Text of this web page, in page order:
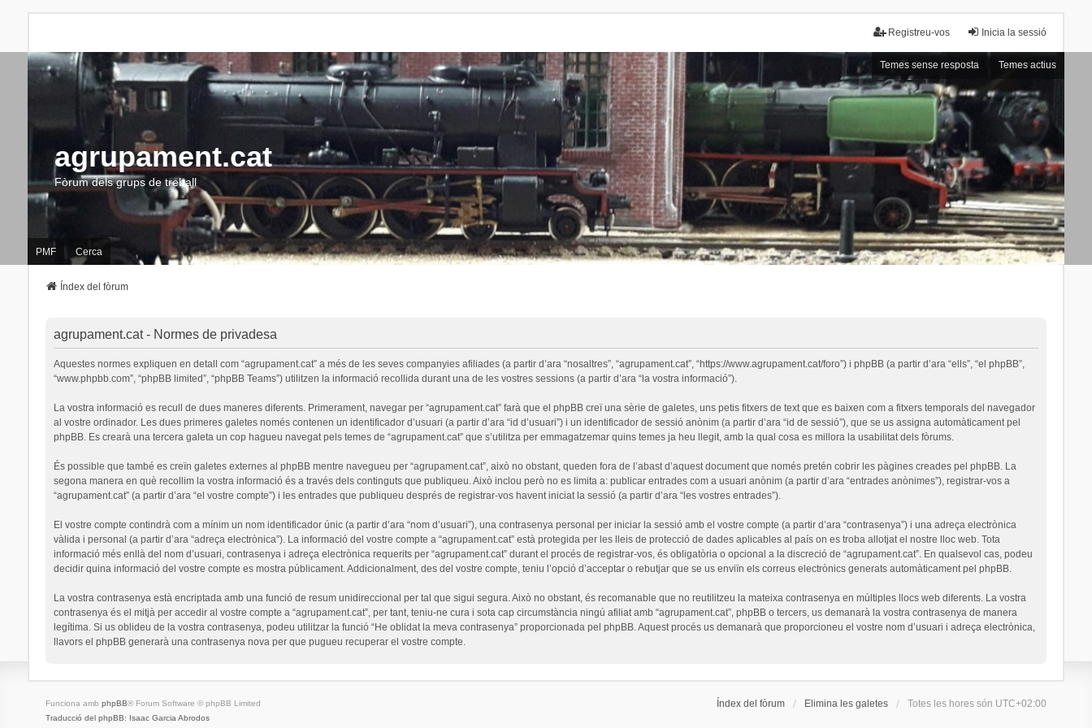
Inicia la sessió
Registreu-vos
Temes sense resposta Temes actius
agrupament.cat
Fòrum dels grups de treball
PMF Cerca
Índex del fòrum
agrupament.cat - Normes de privadesa
Aquestes normes expliquen en detall com “agrupament.cat” a més de les seves companyies afiliades (a partir d’ara “nosaltres”, “agrupament.cat”, “https://www.agrupament.cat/foro”) i phpBB (a partir d’ara “ells”, “el phpBB”,
“www.phpbb.com”, “phpBB limited”, “phpBB Teams”) utilitzen la informació recollida durant una de les vostres sessions (a partir d’ara “la vostra informació”).
La vostra informació es recull de dues maneres diferents. Primerament, navegar per “agrupament.cat” farà que el phpBB creï una sèrie de galetes, uns petis fitxers de text que es baixen com a fitxers temporals del navegador
al vostre ordinador. Les dues primeres galetes només contenen un identificador d’usuari (a partir d’ara “id d’usuari”) i un identificador de sessió anònim (a partir d’ara “id de sessió”), que se us assigna automàticament pel
phpBB. Es crearà una tercera galeta un cop hagueu navegat pels temes de “agrupament.cat” que s’utilitza per emmagatzemar quins temes ja heu llegit, amb la qual cosa es millora la usabilitat dels fòrums.
És possible que també es creïn galetes externes al phpBB mentre navegueu per “agrupament.cat”, això no obstant, queden fora de l’abast d’aquest document que només pretén cobrir les pàgines creades pel phpBB. La
segona manera en què recollim la vostra informació és a través dels continguts que publiqueu. Això inclou però no es limita a: publicar entrades com a usuari anònim (a partir d’ara “entrades anònimes”), registrar-vos a
“agrupament.cat” (a partir d’ara “el vostre compte”) i les entrades que publiqueu després de registrar-vos havent iniciat la sessió (a partir d’ara “les vostres entrades”).
El vostre compte contindrà com a mínim un nom identificador únic (a partir d’ara “nom d’usuari”), una contrasenya personal per iniciar la sessió amb el vostre compte (a partir d’ara “contrasenya”) i una adreça electrònica
vàlida i personal (a partir d’ara “adreça electrònica”). La informació del vostre compte a “agrupament.cat” està protegida per les lleis de protecció de dades aplicables al país on es troba allotjat el nostre lloc web. Tota
informació més enllà del nom d’usuari, contrasenya i adreça electrònica requerits per “agrupament.cat” durant el procés de registrar-vos, és obligatòria o opcional a la discreció de “agrupament.cat”. En qualsevol cas, podeu
decidir quina informació del vostre compte es mostra públicament. Addicionalment, des del vostre compte, teniu l’opció d’acceptar o rebutjar que se us enviïn els correus electrònics generats automàticament pel phpBB.
La vostra contrasenya està encriptada amb una funció de resum unidireccional per tal que sigui segura. Això no obstant, és recomanable que no reutilitzeu la mateixa contrasenya en múltiples llocs web diferents. La vostra
contrasenya és el mitjà per accedir al vostre compte a “agrupament.cat”, per tant, teniu-ne cura i sota cap circumstància ningú afiliat amb “agrupament.cat”, phpBB o tercers, us demanarà la vostra contrasenya de manera
legítima. Si us oblideu de la vostra contrasenya, podeu utilitzar la funció “He oblidat la meva contrasenya” proporcionada pel phpBB. Aquest procés us demanarà que proporcioneu el vostre nom d’usuari i adreça electrònica,
llavors el phpBB generarà una contrasenya nova per que pugueu recuperar el vostre compte.
Índex del fòrum Elimina les galetes Totes les hores són UTC+02:00
Funciona amb phpBB® Forum Software © phpBB Limited
Traducció del phpBB: Isaac Garcia Abrodos